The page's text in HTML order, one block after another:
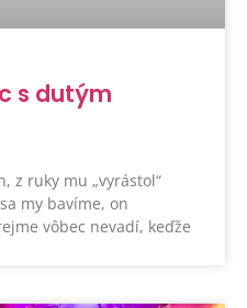
s dutým
z ruky mu „vyrástol“
my bavíme, on
vôbec nevadí, keďže